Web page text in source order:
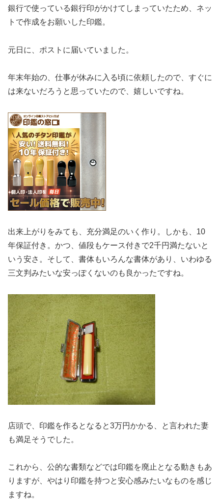
銀行で使っている銀行印がかけてしまっていたため、ネッ
トで作成をお願いした印鑑。
元日に、ポストに届いていました。
年末年始の、仕事が休みに入る頃に依頼したので、すぐに
は来ないだろうと思っていたので、嬉しいですね。
出来上がりをみても、充分満足のいく作り。しかも、10
年保証付き。かつ、値段もケース付きで2千円満たないと
いう安さ。そして、書体もいろんな書体があり、いわゆる
三文判みたいな安っぽくないのも良かったですね。
店頭で、印鑑を作るとなると3万円かかる、と言われた妻
も満足そうでした。
これから、公的な書類などでは印鑑を廃止となる動きもあ
りますが、やはり印鑑を持つと安心感みたいなものを感じ
ますね。